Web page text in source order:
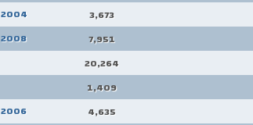
3,673
2004
7,951
2008
20,264
1,409
4,635
2006